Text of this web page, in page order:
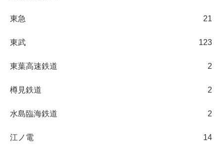
東急 21
東武 123
東葉高速鉄道 2
樽見鉄道 2
水島臨海鉄道 2
江ノ電 14